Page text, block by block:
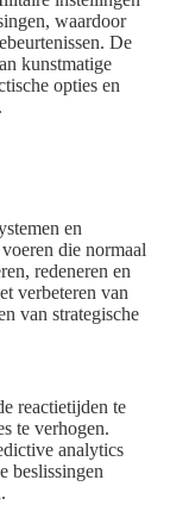
waardoor
De
kunstmatige
opties en
en
die normaal
redeneren en
verbeteren van
van strategische
reactietijden te
te verhogen.
analytics
beslissingen